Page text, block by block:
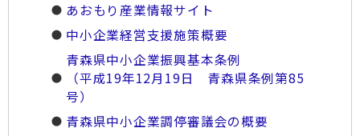
あおもり産業情報サイト
中小企業経営支援施策概要
青森県中小企業振興基本条例
（平成19年12月19日 青森県条例第85
号）
青森県中小企業調停審議会の概要